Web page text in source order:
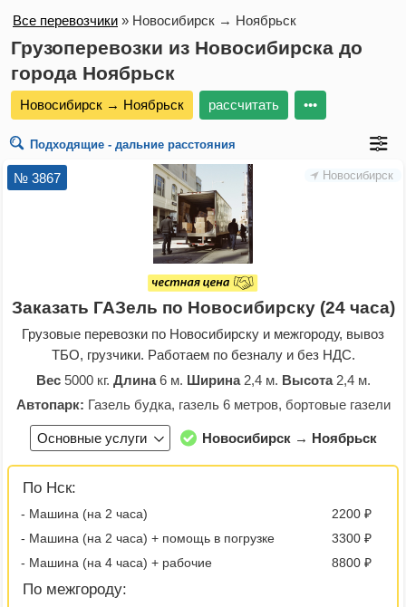
Все перевозчики » Новосибирск → Ноябрьск
Грузоперевозки из Новосибирска до
города Ноябрьск
Новосибирск → Ноябрьск рассчитать •••
Подходящие - дальние расстояния
Новосибирск
№ 3867
Заказать ГАЗель по Новосибирску (24 часа)
Грузовые перевозки по Новосибирску и межгороду, вывоз
ТБО, грузчики. Работаем по безналу и без НДС.
Вес5000 кг. Длина6 м. Ширина2,4 м. Высота2,4 м.
Автопарк: Газель будка, газель 6 метров, бортовые газели
Основные услуги Новосибирск → Ноябрьск
По Нск:
- Машина (на 2 часа)
2200 ₽
- Машина (на 2 часа) + помощь в погрузке
3300 ₽
- Машина (на 4 часа) + рабочие
8800 ₽
По межгороду: